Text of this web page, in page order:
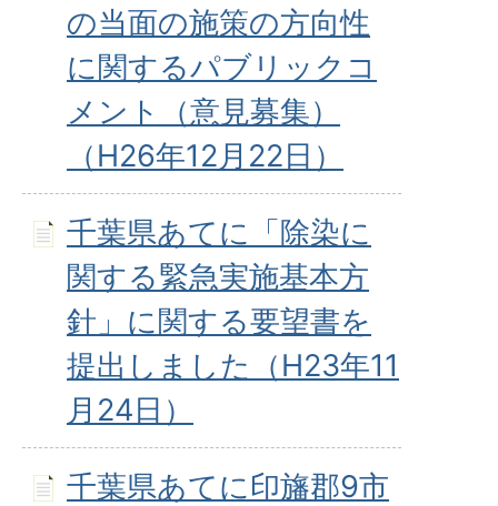
の当面の施策の方向性
に関するパブリックコ
メント（意見募集）
（H26年12月22日）
千葉県あてに「除染に
関する緊急実施基本方
針」に関する要望書を
提出しました（H23年11
月24日）
千葉県あてに印旛郡9市